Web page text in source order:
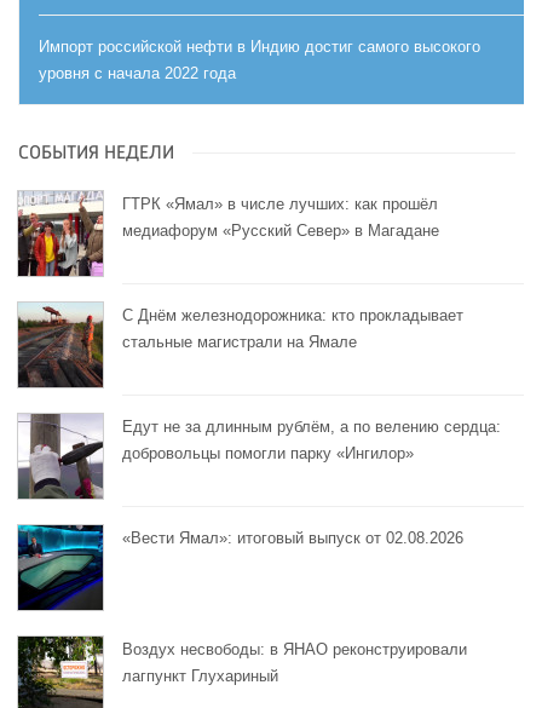
Импорт российской нефти в Индию достиг самого высокого
уровня с начала 2022 года
СОБЫТИЯ НЕДЕЛИ
ГТРК «Ямал» в числе лучших: как прошёл
медиафорум «Русский Север» в Магадане
С Днём железнодорожника: кто прокладывает
стальные магистрали на Ямале
Едут не за длинным рублём, а по велению сердца:
добровольцы помогли парку «Ингилор»
«Вести Ямал»: итоговый выпуск от 02.08.2026
Воздух несвободы: в ЯНАО реконструировали
лагпункт Глухариный